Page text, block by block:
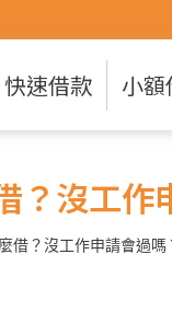
快速借款 小
？沒工作
借？沒工作申請會過嗎